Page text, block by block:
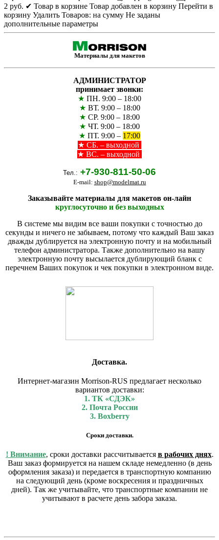
2 руб. ✔ Товар в корзине Товар добавлен в корзину Перейти в
корзину Удалить Товаров: на сумму Не заданы
дополнительные параметры
Материалы для макетов
АДМИНИСТРАТОР
принимает звонки:
★ ПН. 9:00 – 18:00
★ ВТ. 9:00 – 18:00
★ СР. 9:00 – 18:00
★ ЧТ. 9:00 – 18:00
★ ПТ. 9:00 – 17:00
★ СБ. – выходной
★ ВС. – выходной
Тел.: +7-930-811-50-06
E-mail: shop@modelmat.ru
Заказывайте материалы для макетов он-лайн
круглосуточно и без выходных
В системе мы видим все ваши покупки с точностью до
секунды и ничего не забываем, потому что каждый Ваш заказ
дважды дублируется на электронную почту и на мобильный
телефон администратора. Также дополнительно на вашу
электронную почту высылается дублирующий бланк с
перечнем Ваших покупок и чек покупки в электронном виде.
Доставка.
Интернет-магазин Morrison-RUS предлагает несколько
вариантов доставки:
1. ТК «СДЭК»
2. Почта России
3. Boxberry
Сроки доставки.
! Внимание, сроки доставки рассчитывается в рабочих днях.
Ваш заказ формируется на нашем складе немедленно (в день
оформления заказа) и передается в транспортную компанию
на следующий день (кроме воскресения и праздничных
дней). Так же учитывайте, что транспортные компании не
учитывают в расчете день забора заказа.